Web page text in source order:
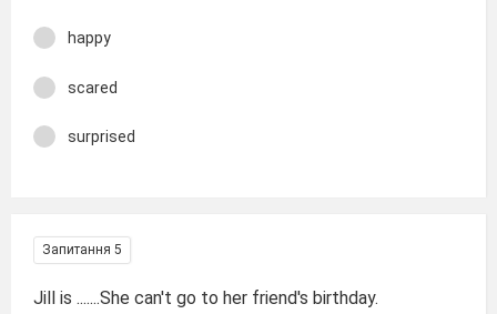
happy
scared
surprised
Запитання 5
Jill is .......She can't go to her friend's birthday.